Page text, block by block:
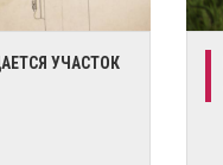
УЧАСТОК